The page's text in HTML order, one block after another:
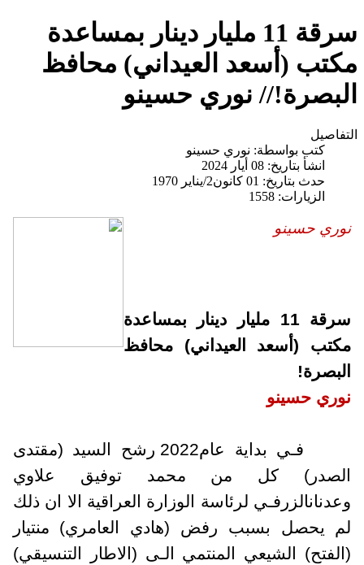
سرقة 11 مليار دينار بمساعدة
مكتب (أسعد العيداني) محافظ
البصرة!// نوري حسينو
التفاصيل
كتب بواسطة: نوري حسينو
انشأ بتاريخ: 08 أيار 2024
حدث بتاريخ: 01 كانون2/يناير 1970
الزيارات: 1558
نوري حسينو
سرقة 11 مليار دينار بمساعدة
مكتب (أسعد العيداني) محافظ
البصرة!
نوري حسينو
فـي بداية عام2022 رشح السيد (مقتدى
الصدر) كل من محمد توفيق علاوي
وعدنانالزرفـي لرئاسة الوزارة العراقية الا ان ذلك
لم يحصل بسبب رفض (هادي العامري) منتيار
(الفتح) الشيعي المنتمي الـى (الاطار التنسيقي)